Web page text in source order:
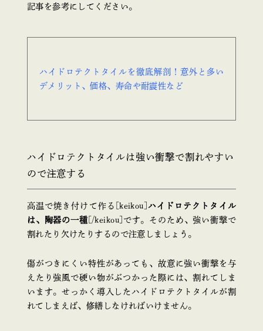
記事を参考にしてください。
ハイドロテクトタイルを徹底解剖！意外と多い
デメリット、価格、寿命や耐震性など
ハイドロテクトタイルは強い衝撃で割れやすい
ので注意する
高温で焼き付けて作る[keikou] ハイドロテクトタイル
は、陶器の一種 [/keikou]です。そのため、強い衝撃で
割れたり欠けたりするので注意しましょう。
傷がつきにくい特性があっても、故意に強い衝撃を与
えたり強風で硬い物がぶつかった際には、割れてしま
います。せっかく導入したハイドロテクトタイルが割
れてしまえば、修繕しなければいけません。